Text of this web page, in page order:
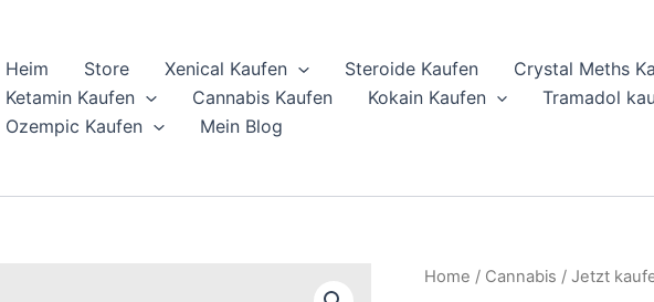
Heim Store Xenical Kaufen Steroide Kaufen Crystal Meths
Ketamin Kaufen
Cannabis Kaufen Kokain Kaufen Tramadol
Ozempic Kaufen
Mein Blog
Home / Cannabis / Jetzt
Jetzt